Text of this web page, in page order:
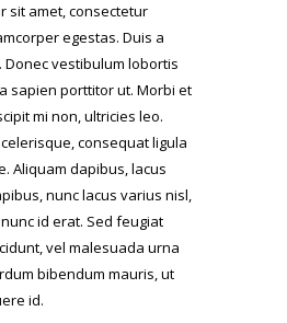
sit amet, consectetur
egestas. Duis a
vestibulum lobortis
sapien porttitor ut. Morbi et
mi non, ultricies leo.
consequat ligula
Aliquam dapibus, lacus
nunc lacus varius nisl,
id erat. Sed feugiat
vel malesuada urna
bibendum mauris, ut
id.